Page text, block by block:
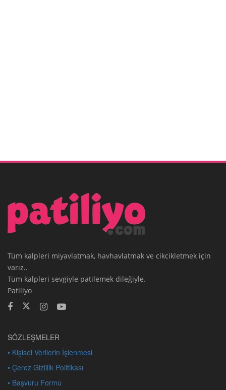
Tüm kalpleri miyavlatmak, havhavlatmak ve cikcikletmek için
varız..
Tüm kalpleri sevgiyle patilemek dileğiyle.
Patiliyo
SÖZLEŞMELER
• Kişisel Verilerin İşlenmesi
• Çerez Gizlilik Politikası
• Başvuru Formu